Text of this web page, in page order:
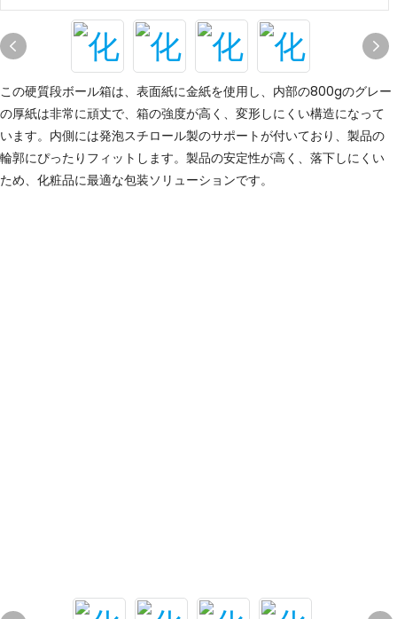
この硬質段ボール箱は、表面紙に金紙を使用し、内部の800gのグレー
の厚紙は非常に頑丈で、箱の強度が高く、変形しにくい構造になって
います。内側には発泡スチロール製のサポートが付いており、製品の
輪郭にぴったりフィットします。 製品の安定性が高く、落下しにくい
ため、化粧品に最適な包装ソリューションです。